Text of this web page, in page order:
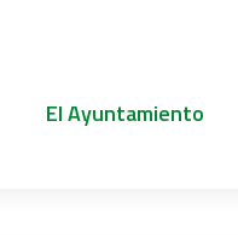
El Ayuntamiento